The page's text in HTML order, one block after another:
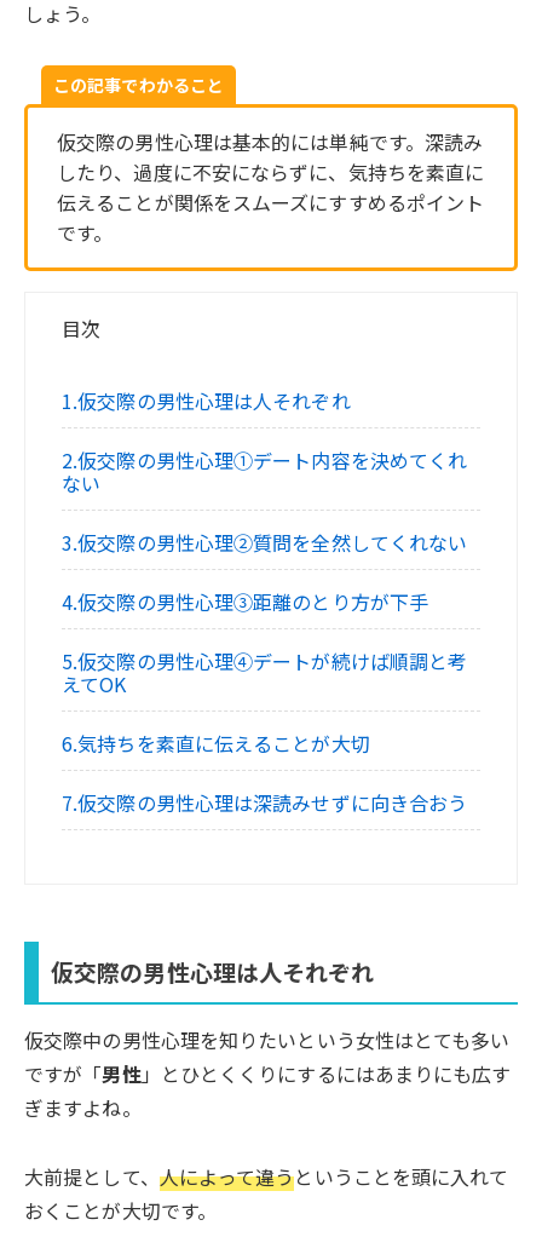
しょう。
この記事でわかること
仮交際の男性心理は基本的には単純です。深読み
したり、過度に不安にならずに、気持ちを素直に
伝えることが関係をスムーズにすすめるポイント
です。
目次
1.仮交際の男性心理は人それぞれ
2.仮交際の男性心理①デート内容を決めてくれ
ない
3.仮交際の男性心理②質問を全然してくれない
4.仮交際の男性心理③距離のとり方が下手
5.仮交際の男性心理④デートが続けば順調と考
えてOK
6.気持ちを素直に伝えることが大切
7.仮交際の男性心理は深読みせずに向き合おう
仮交際の男性心理は人それぞれ
仮交際中の男性心理を知りたいという女性はとても多い
ですが「男性」とひとくくりにするにはあまりにも広す
ぎますよね。
大前提として、 人によって違うということを頭に入れて
おくことが大切です。